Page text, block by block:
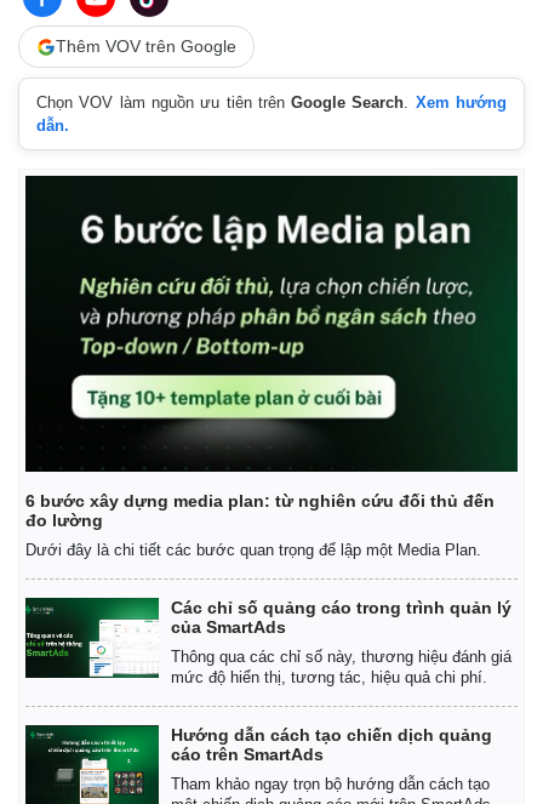
Thêm VOV trên Google
Chọn VOV làm nguồn ưu tiên trênGoogle Search. Xem hướng
dẫn.
6 bước xây dựng media plan: từ nghiên cứu đối thủ đến
đo lường
Dưới đây là chi tiết các bước quan trọng để lập một Media Plan.
Các chỉ số quảng cáo trong trình quản lý
của SmartAds
Thông qua các chỉ số này, thương hiệu đánh giá
mức độ hiển thị, tương tác, hiệu quả chi phí.
Hướng dẫn cách tạo chiến dịch quảng
cáo trên SmartAds
Tham khảo ngay trọn bộ hướng dẫn cách tạo